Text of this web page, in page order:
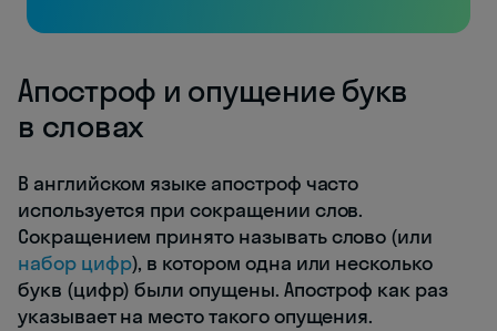
Апостроф и опущение букв
в словах
В английском языке апостроф часто
используется при сокращении слов.
Сокращением принято называть слово (или
набор цифр), в котором одна или несколько
букв (цифр) были опущены. Апостроф как раз
указывает на место такого опущения.